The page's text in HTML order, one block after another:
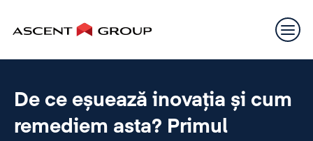
De ce eșuează inovația și cum
remediem asta? Primul